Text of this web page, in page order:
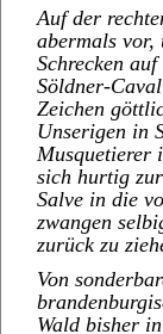
Auf der
abermals vor,
Schrecken
Söldner-
Zeichen
Unserigen in
Musquetierer
sich hurtig
Salve in die
zwangen
zurück zu
Von
Wald bisher